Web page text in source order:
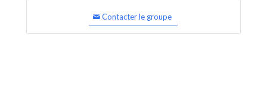
Contacter le groupe